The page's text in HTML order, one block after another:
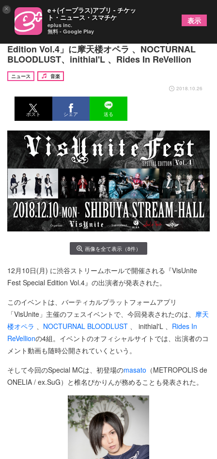
VisUnite主催イベント「VisUnite Fest Special
Edition Vol.4」に摩天楼オペラ 、NOCTURNAL
BLOODLUST、inithial'L 、Rides In ReVellion
ニュース
音楽
2018.10.26
ポスト シェア 送る
画像を全て表示（8件）
12月10日(月) に渋谷ストリームホールで開催される『VisUnite
Fest Special Edition Vol.4』の出演者が発表された。
このイベントは、バーティカルプラットフォームアプリ
「VisUnite」主催のフェスイベントで、今回発表されたのは、 摩天
楼オペラ
NOCTURNAL BLOODLUST 、 inithial'L 、 Rides In
ReVellionの4組。イベントのオフィシャルサイトでは、出演者のコ
メント動画も随時公開されていくという。
そして今回のSpecial MCは、初登場のmasato （METROPOLIS de
ONELIA / ex.SuG）と椎名ぴかりんが務めることも発表された。
× e＋(イープラス)アプリ - チケッ
ト・ニュース・スマチケ
eplus inc.
無料 - Google Play
表示